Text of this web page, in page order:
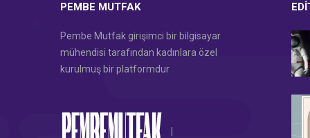
PEMBE MUTFAK
Pembe Mutfak girişimci bir bilgisayar
mühendisi tarafından kadınlara özel
kurulmuş bir platformdur
|